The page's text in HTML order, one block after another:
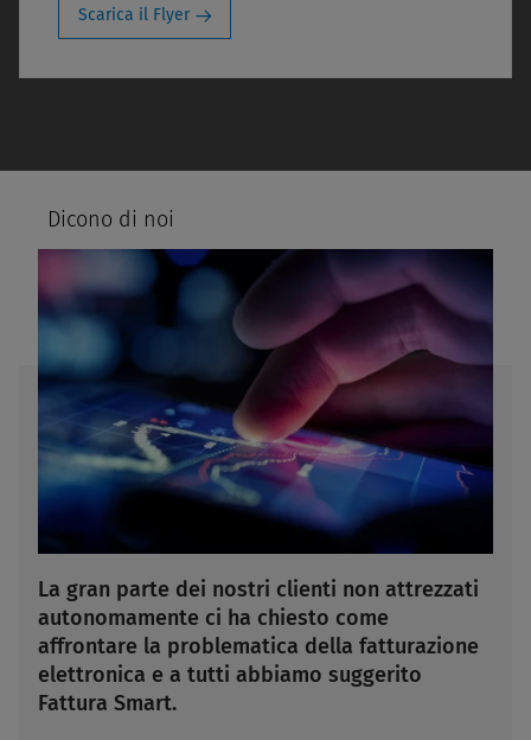
Scarica il Flyer
Dicono di noi
La gran parte dei nostri clienti non attrezzati
autonomamente ci ha chiesto come
affrontare la problematica della fatturazione
elettronica e a tutti abbiamo suggerito
Fattura Smart.